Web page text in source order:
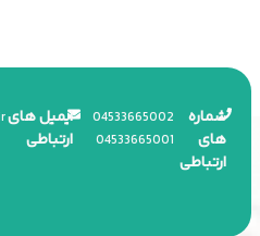
شماره
های
ارتباطی
04533665002
04533665001
ایمیل های
ارتباطی